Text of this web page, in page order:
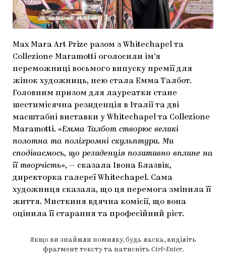
ЗАПАЛЕННЯ
Max Mara Art Prize разом з Whitechapel та
Collezione Maramotti оголосили ім’я
переможниці восьмого випуску премії для
жінок художниць, нею стала Емма Талбот.
Головним призом для лауреатки стане
шестимісячна резиденція в Італії та дві
масштабні виставки у Whitechapel та Collezione
Maramotti. «Емма Талбот створює великі
полотна та поліхромні скульптури. Ми
сподіваємось, що резиденція позитивно вплине на
її творчість», — сказала Івона Блазвік,
директорка галереї Whitechapel. Сама
художниця сказала, що ця перемога змінила її
життя. Мисткиня вдячна комісії, що вона
оцінила її старання та професійний ріст.
Якщо ви знайшли помилку, будь ласка, виділіть
фрагмент тексту та натисніть Ctrl+Enter.